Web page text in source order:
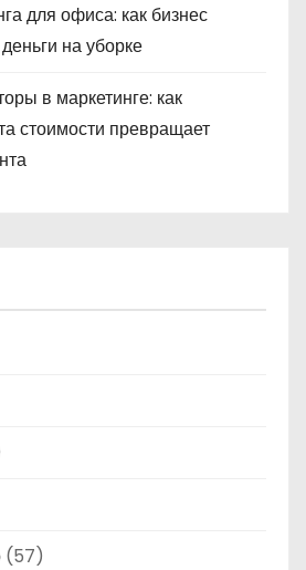
для офиса: как бизнес
на уборке
в маркетинге: как
стоимости превращает
(57)